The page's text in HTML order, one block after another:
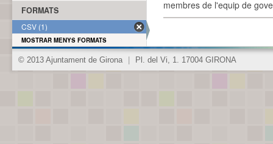
membres de l'equip de
FORMATS
CSV (1)
MOSTRAR MENYS FORMATS
© 2013 Ajuntament de Girona Pl. del Vi, 1. 17004 GIRONA